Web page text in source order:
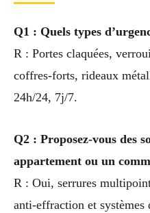
Q1 : Quels types
R : Portes claquées,
coffres-forts, rideaux
24h/24, 7j/7.
Q2 : Proposez-vous des
appartement ou un
R : Oui, serrures
anti-effraction et systèmes